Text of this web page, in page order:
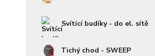
Svítící budíky - do el. sítě
Tichý chod - SWEEP